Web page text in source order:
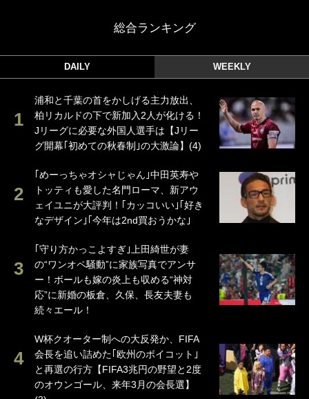
総合ランキング
DAILY WEEKLY
浦和と千葉の首をかしげる主力放出、
柏リカルドの下で新加入2人が化ける！
Jリーグに必要な外国人選手は【Jリー
グ開幕｢初めての秋春制｣の大激論】(4)
｢めーっちゃオシャじゃん｣中田英寿や
トッティも愛した名門ローマ、新アウ
ェイユニが大評判！｢カッコいい｣｢好き
なデザイン｣｢今年は2nd買おうかな｣
｢守り方かっこよすぎ｣上田綺世が妻
の“ワンオペ騒動”に家族写真でアンサ
ー！ボールも嫁の炎上も収める“神対
応”に新婚の板倉、久保、長友夫妻も
続々エール！
W杯クオーター制への大反発か、FIFA
会長を追い詰めた｢欧州のボイコット｣
と再選の行方【FIFA3兆円の野望と2度
のオウンゴール、来年3月の会長選】